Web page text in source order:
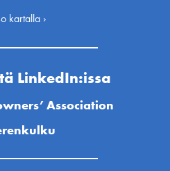
kartalla ›
LinkedIn:issa
Association